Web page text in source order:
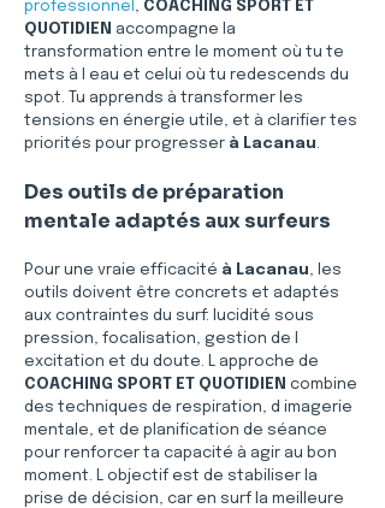
professionnel , COACHING SPORT ET
QUOTIDIEN accompagne la
transformation entre le moment où tu te
mets à l eau et celui où tu redescends du
spot. Tu apprends à transformer les
tensions en énergie utile, et à clarifier tes
priorités pour progresser à Lacanau.
Des outils de préparation
mentale adaptés aux surfeurs
Pour une vraie efficacité à Lacanau, les
outils doivent être concrets et adaptés
aux contraintes du surf: lucidité sous
pression, focalisation, gestion de l
excitation et du doute. L approche de
COACHING SPORT ET QUOTIDIEN combine
des techniques de respiration, d imagerie
mentale, et de planification de séance
pour renforcer ta capacité à agir au bon
moment. L objectif est de stabiliser la
prise de décision, car en surf la meilleure